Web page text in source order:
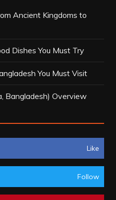
Ancient Kingdoms to
Dishes You Must Try
You Must Visit
Bangladesh) Overview
Like
Follow